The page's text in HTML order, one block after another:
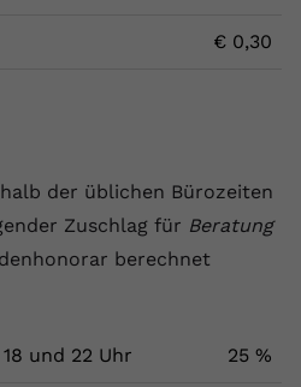
€ 0,30
der üblichen Bürozeiten
Zuschlag für Beratung
berechnet
und 22 Uhr 25 %